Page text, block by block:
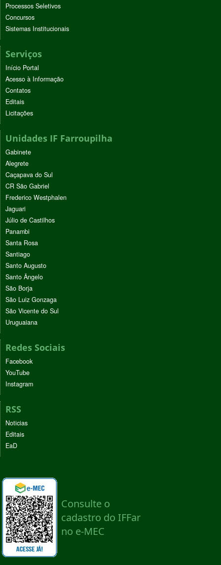
Processos Seletivos
Concursos
Sistemas Institucionais
Serviços
Início Portal
Acesso à Informação
Contatos
Editais
Licitações
Unidades IF Farroupilha
Gabinete
Alegrete
Caçapava do Sul
CR São Gabriel
Frederico Westphalen
Jaguari
Júlio de Castilhos
Panambi
Santa Rosa
Santiago
Santo Augusto
Santo Ângelo
São Borja
São Luiz Gonzaga
São Vicente do Sul
Uruguaiana
Redes Sociais
Facebook
YouTube
Instagram
RSS
Noticias
Editais
EaD